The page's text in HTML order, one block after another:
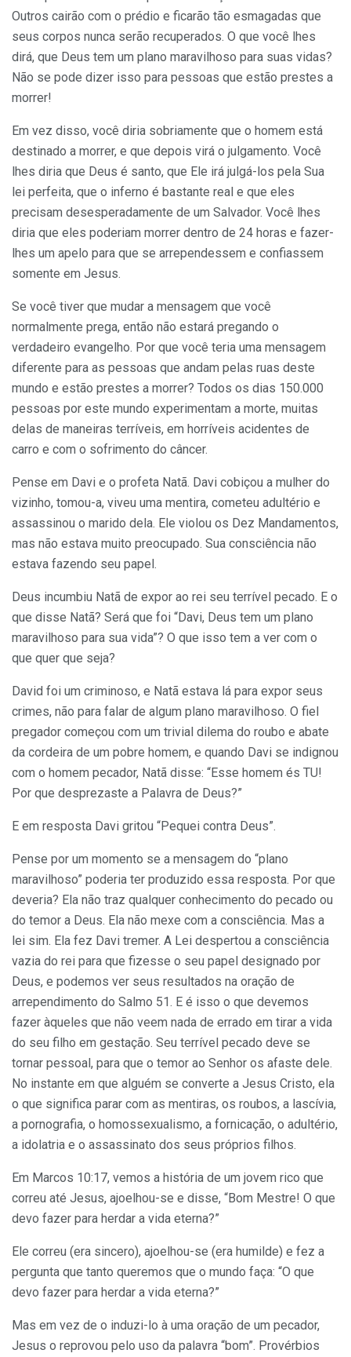
Outros cairão com o prédio e ficarão tão esmagadas que
seus corpos nunca serão recuperados. O que você lhes
dirá, que Deus tem um plano maravilhoso para suas vidas?
Não se pode dizer isso para pessoas que estão prestes a
morrer!
Em vez disso, você diria sobriamente que o homem está
destinado a morrer, e que depois virá o julgamento. Você
lhes diria que Deus é santo, que Ele irá julgá-los pela Sua
lei perfeita, que o inferno é bastante real e que eles
precisam desesperadamente de um Salvador. Você lhes
diria que eles poderiam morrer dentro de 24 horas e fazer-
lhes um apelo para que se arrependessem e confiassem
somente em Jesus.
Se você tiver que mudar a mensagem que você
normalmente prega, então não estará pregando o
verdadeiro evangelho. Por que você teria uma mensagem
diferente para as pessoas que andam pelas ruas deste
mundo e estão prestes a morrer? Todos os dias 150.000
pessoas por este mundo experimentam a morte, muitas
delas de maneiras terríveis, em horríveis acidentes de
carro e com o sofrimento do câncer.
Pense em Davi e o profeta Natã. Davi cobiçou a mulher do
vizinho, tomou-a, viveu uma mentira, cometeu adultério e
assassinou o marido dela. Ele violou os Dez Mandamentos,
mas não estava muito preocupado. Sua consciência não
estava fazendo seu papel.
Deus incumbiu Natã de expor ao rei seu terrível pecado. E o
que disse Natã? Será que foi “Davi, Deus tem um plano
maravilhoso para sua vida”? O que isso tem a ver com o
que quer que seja?
David foi um criminoso, e Natã estava lá para expor seus
crimes, não para falar de algum plano maravilhoso. O fiel
pregador começou com um trivial dilema do roubo e abate
da cordeira de um pobre homem, e quando Davi se indignou
com o homem pecador, Natã disse: “Esse homem és TU!
Por que desprezaste a Palavra de Deus?”
E em resposta Davi gritou “Pequei contra Deus”.
Pense por um momento se a mensagem do “plano
maravilhoso” poderia ter produzido essa resposta. Por que
deveria? Ela não traz qualquer conhecimento do pecado ou
do temor a Deus. Ela não mexe com a consciência. Mas a
lei sim. Ela fez Davi tremer. A Lei despertou a consciência
vazia do rei para que fizesse o seu papel designado por
Deus, e podemos ver seus resultados na oração de
arrependimento do Salmo 51. E é isso o que devemos
fazer àqueles que não veem nada de errado em tirar a vida
do seu filho em gestação. Seu terrível pecado deve se
tornar pessoal, para que o temor ao Senhor os afaste dele.
No instante em que alguém se converte a Jesus Cristo, ela
o que significa parar com as mentiras, os roubos, a lascívia,
a pornografia, o homossexualismo, a fornicação, o adultério,
a idolatria e o assassinato dos seus próprios filhos.
Em Marcos 10:17, vemos a história de um jovem rico que
correu até Jesus, ajoelhou-se e disse, “Bom Mestre! O que
devo fazer para herdar a vida eterna?”
Ele correu (era sincero), ajoelhou-se (era humilde) e fez a
pergunta que tanto queremos que o mundo faça: “O que
devo fazer para herdar a vida eterna?”
Mas em vez de o induzi-lo à uma oração de um pecador,
Jesus o reprovou pelo uso da palavra “bom”. Provérbios